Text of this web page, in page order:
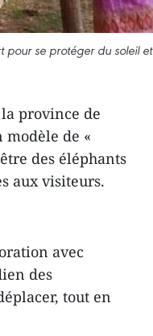
pour se protéger du soleil et
province de
modèle de «
des éléphants
aux visiteurs.
avec
des
tout en